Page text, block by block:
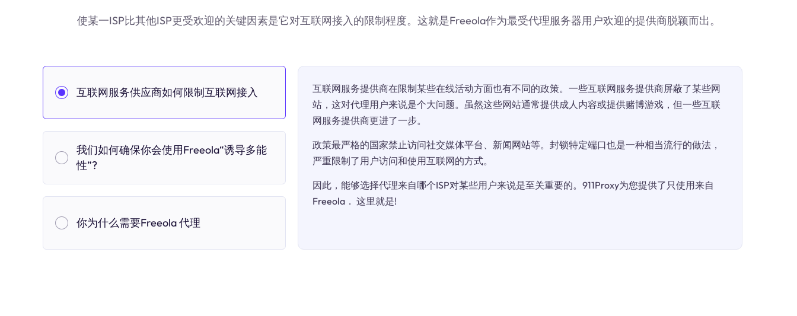
使某一ISP比其他ISP更受欢迎的关键因素是它对互联网接入的限制程度。这就是Freeola作为最受代理服务器用户欢迎的提供商脱颖而出。
互联网服务供应商如何限制互联网接入
我们如何确保你会使用Freeola“诱导多能
性”?
你为什么需要Freeola 代理
互联网服务提供商在限制某些在线活动方面也有不同的政策。一些互联网服务提供商屏蔽了某些网
站，这对代理用户来说是个大问题。虽然这些网站通常提供成人内容或提供赌博游戏，但一些互联
网服务提供商更进了一步。
政策最严格的国家禁止访问社交媒体平台、新闻网站等。封锁特定端口也是一种相当流行的做法，
严重限制了用户访问和使用互联网的方式。
因此，能够选择代理来自哪个ISP对某些用户来说是至关重要的。911Proxy为您提供了只使用来自
Freeola． 这里就是!